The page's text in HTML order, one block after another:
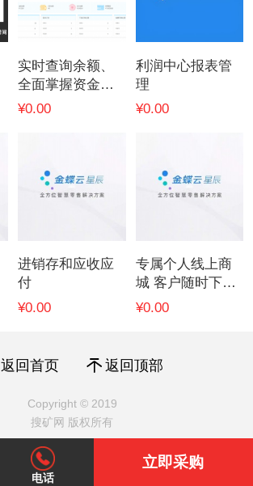
实时查询余额、
全面掌握资金收
支
¥0.00
利润中心报表管
理
¥0.00
进销存和应收应
付
¥0.00
专属个人线上商
城 客户随时下单
订货
¥0.00
电话
立即采购
返回首页 返回顶部
Copyright © 2019
搜矿网 版权所有